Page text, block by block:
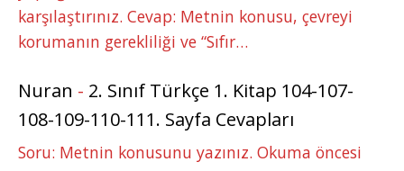
karşılaştırınız. Cevap: Metnin konusu, çevreyi
korumanın gerekliliği ve “Sıfır…
Nuran - 2. Sınıf Türkçe 1. Kitap 104-107-
108-109-110-111. Sayfa Cevapları
Soru: Metnin konusunu yazınız. Okuma öncesi